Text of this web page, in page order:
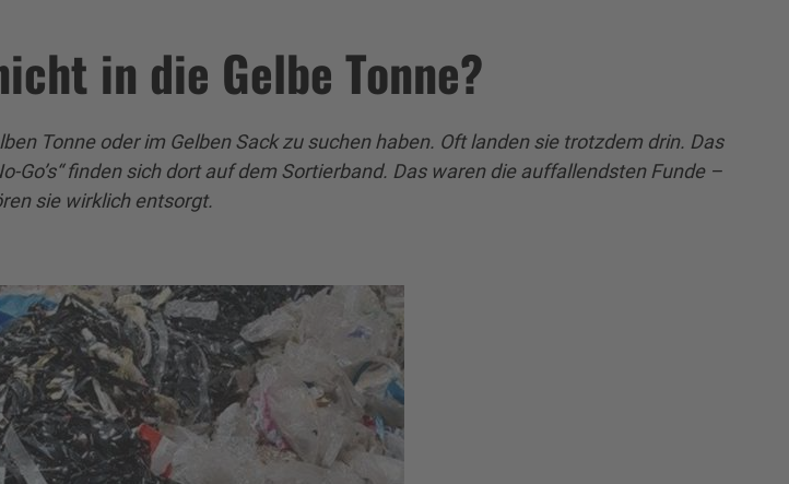
in die Gelbe Tonne?
Tonne oder im Gelben Sack zu suchen haben. Oft landen sie trotzdem drin. Das
finden sich dort auf dem Sortierband. Das waren die auffallendsten Funde –
sie wirklich entsorgt.